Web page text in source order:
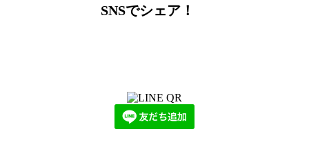
SNSでシェア！